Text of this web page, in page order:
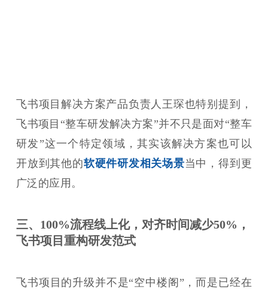
飞书项目解决方案产品负责人王琛也特别提到，
飞书项目“整车研发解决方案”并不只是面对“整车
研发”这一个特定领域，其实该解决方案也可以
开放到其他的软硬件研发相关场景当中，得到更
广泛的应用。
三、100%流程线上化，对齐时间减少50%，
飞书项目重构研发范式
飞书项目的升级并不是“空中楼阁”，而是已经在